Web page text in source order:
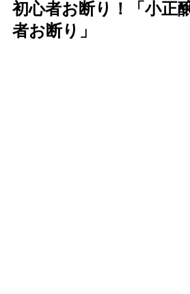
初心者お断り！「小正
者お断り」